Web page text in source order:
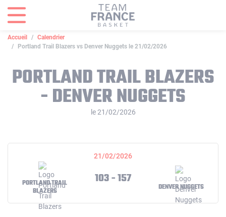
Accueil
Calendrier
Portland Trail Blazers vs Denver Nuggets le 21/02/2026
PORTLAND TRAIL BLAZERS
- DENVER NUGGETS
le 21/02/2026
21/02/2026
PORTLAND TRAIL
BLAZERS
103 - 157
DENVER NUGGETS
Panneau de gestion des cookies